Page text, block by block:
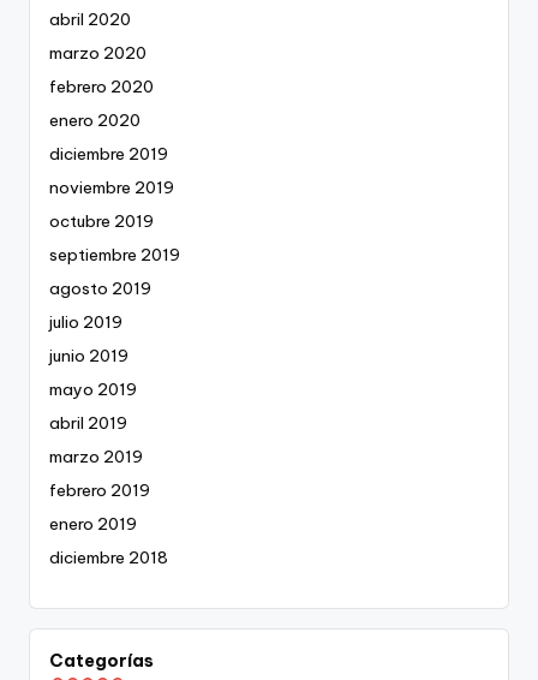
abril 2020
marzo 2020
febrero 2020
enero 2020
diciembre 2019
noviembre 2019
octubre 2019
septiembre 2019
agosto 2019
julio 2019
junio 2019
mayo 2019
abril 2019
marzo 2019
febrero 2019
enero 2019
diciembre 2018
Categorías